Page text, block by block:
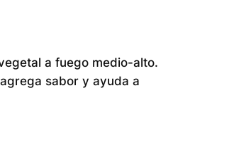
a fuego medio-alto.
sabor y ayuda a